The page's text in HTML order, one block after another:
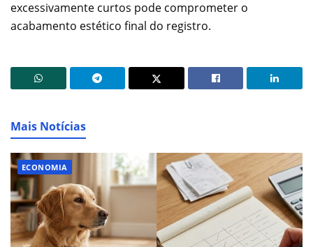
excessivamente curtos pode comprometer o
acabamento estético final do registro.
Mais Notícias
ECONOMIA